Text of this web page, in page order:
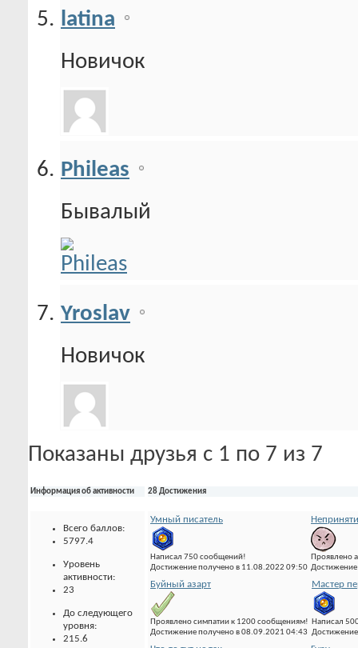
latina
Новичок
Phileas
Бывалый
Yroslav
Новичок
Показаны друзья с 1 по 7 из 7
Информация об активности
Всего баллов:
5797.4
Уровень
активности:
23
До следующего
уровня:
215.6
28 Достижения
Умный писатель
Написал 750 сообщений!
Достижение получено в 11.08.2022 09:50
Проявлено
Буйный азарт
Проявлено симпатии к 1200 сообщениям!
Достижение получено в 08.09.2021 04:43
Мастер
Написал